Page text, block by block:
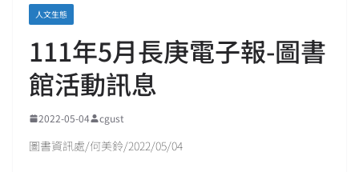
人文生態
111年5月長庚電子報-圖書
館活動訊息
2022-05-04 cgust
圖書資訊處/何美鈴/2022/05/04